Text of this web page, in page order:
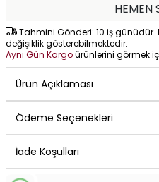
HEMEN
Tahmini Gönderi: 10 iş
değişiklik gösterebilmektedir.
Aynı Gün Kargoürünlerini görmek
Ürün Açıklaması
Ödeme Seçenekleri
İade Koşulları